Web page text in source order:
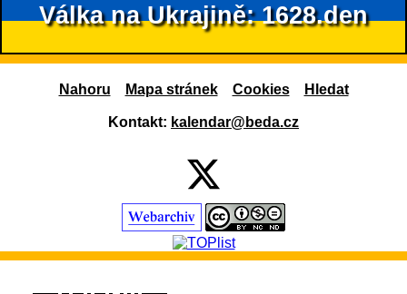
Válka na Ukrajině: 1628.den
Nahoru Mapa stránek Cookies Hledat
Kontakt: kalendar@beda.cz